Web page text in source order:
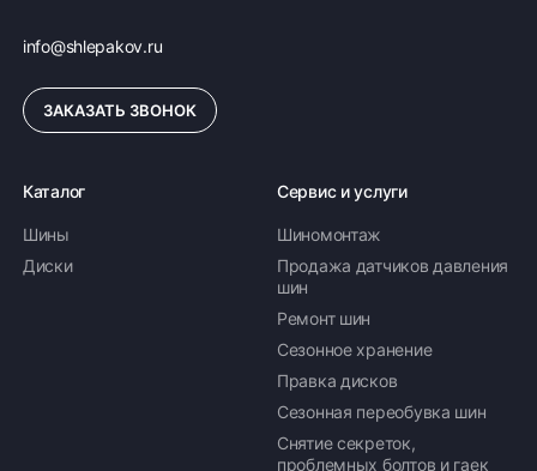
info@shlepakov.ru
ЗАКАЗАТЬ ЗВОНОК
Каталог
Шины
Диски
Сервис и услуги
Шиномонтаж
Продажа датчиков давления
шин
Ремонт шин
Сезонное хранение
Правка дисков
Сезонная переобувка шин
Снятие секреток,
проблемных болтов и гаек